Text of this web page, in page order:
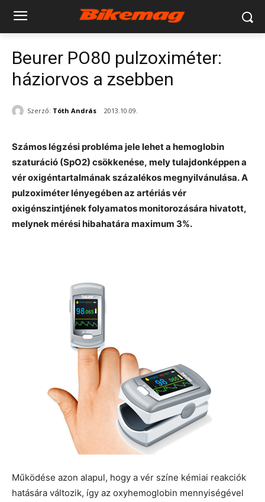
Beurer PO80 pulzoximéter:
háziorvos a zsebben
Szerző: Tóth András 2013.10.09.
Számos légzési probléma jele lehet a hemoglobin
szaturáció (SpO2) csökkenése, mely tulajdonképpen a
vér oxigéntartalmának százalékos megnyilvánulása. A
pulzoximéter lényegében az artériás vér
oxigénszintjének folyamatos monitorozására hivatott,
melynek mérési hibahatára maximum 3%.
Működése azon alapul, hogy a vér színe kémiai reakciók
hatására változik, így az oxyhemoglobin mennyiségével